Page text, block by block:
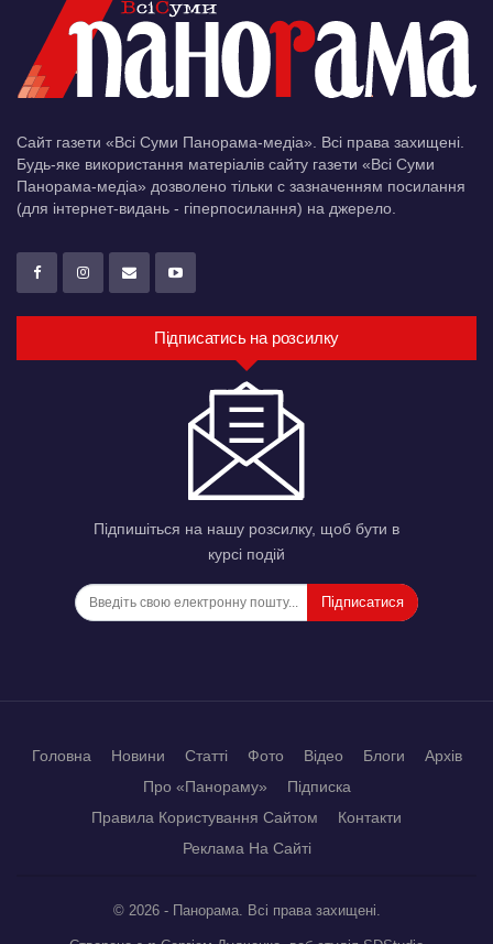
Сайт газети «Всі Суми Панорама-медіа». Всі права захищені.
Будь-яке використання матеріалів сайту газети «Всі Суми
Панорама-медіа» дозволено тільки c зазначенням посилання
(для інтернет-видань - гіперпосилання) на джерело.
Підписатись на розсилку
Підпишіться на нашу розсилку, щоб бути в
курсі подій
Підписатися
Головна Новини Статті Фото Відео Блоги
Архів
Про «Панораму»
Підписка
Правила Користування Сайтом
Контакти
Реклама На Сайті
© 2026 - Панорама. Всі права захищені.